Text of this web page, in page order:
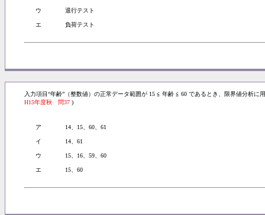
ウ 退行テスト
エ 負荷テスト
入力項目“年齢”（整数値）の正常データ範囲が 15 ≦ 年齢 ≦ 60 であるとき、限界値分析
H15年度秋 問37 )
ア 14、15、60、61
イ 14、61
ウ 15、16、59、60
エ 15、60